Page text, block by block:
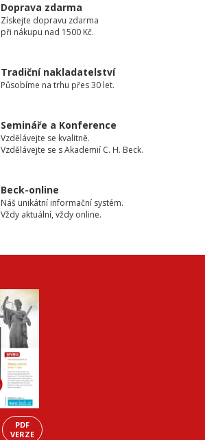
Doprava zdarma
Získejte dopravu zdarma
při nákupu nad 1500 Kč.
Tradiční nakladatelství
Působíme na trhu přes 30 let.
Semináře a Konference
Vzdělávejte se kvalitně.
Vzdělávejte se s Akademií C. H. Beck.
Beck-online
Náš unikátní informační systém.
Vždy aktuální, vždy online.
PDF
VERZE